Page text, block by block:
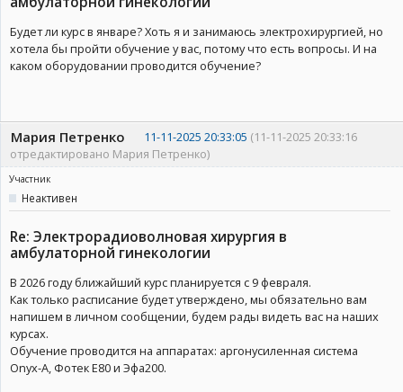
Будет ли курс в январе? Хоть я и занимаюсь электрохирургией, но
хотела бы пройти обучение у вас, потому что есть вопросы. И на
каком оборудовании проводится обучение?
Мария Петренко 11-11-2025 20:33:05 (11-11-2025 20:33:16
отредактировано Мария Петренко)
Участник
Неактивен
Re: Электрорадиоволновая хирургия в
амбулаторной гинекологии
В 2026 году ближайший курс планируется с 9 февраля.
Как только расписание будет утверждено, мы обязательно вам
напишем в личном сообщении, будем рады видеть вас на наших
курсах.
Обучение проводится на аппаратах: аргонусиленная система
Onyx-A, Фотек Е80 и Эфа200.